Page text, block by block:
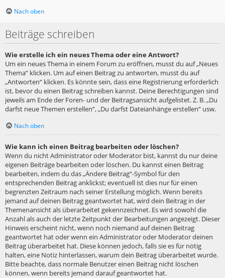
Nach oben
Beiträge schreiben
Wie erstelle ich ein neues Thema oder eine Antwort?
Um ein neues Thema in einem Forum zu eröffnen, musst du auf „Neues
Thema“ klicken. Um auf einen Beitrag zu antworten, musst du auf
„Antworten“ klicken. Es könnte sein, dass eine Registrierung erforderlich
ist, bevor du einen Beitrag schreiben kannst. Deine Berechtigungen sind
jeweils am Ende der Foren- und der Beitragsansicht aufgelistet. Z. B. „Du
darfst neue Themen erstellen“, „Du darfst Dateianhänge erstellen“ usw.
Nach oben
Wie kann ich einen Beitrag bearbeiten oder löschen?
Wenn du nicht Administrator oder Moderator bist, kannst du nur deine
eigenen Beiträge bearbeiten oder löschen. Du kannst einen Beitrag
bearbeiten, indem du das „Ändere Beitrag“-Symbol für den
entsprechenden Beitrag anklickst; eventuell ist dies nur für einen
begrenzten Zeitraum nach seiner Erstellung möglich. Wenn bereits
jemand auf deinen Beitrag geantwortet hat, wird dein Beitrag in der
Themenansicht als überarbeitet gekennzeichnet. Es wird sowohl die
Anzahl als auch der letzte Zeitpunkt der Bearbeitungen angezeigt. Dieser
Hinweis erscheint nicht, wenn noch niemand auf deinen Beitrag
geantwortet hat oder wenn ein Administrator oder Moderator deinen
Beitrag überarbeitet hat. Diese können jedoch, falls sie es für nötig
halten, eine Notiz hinterlassen, warum dein Beitrag überarbeitet wurde.
Bitte beachte, dass normale Benutzer einen Beitrag nicht löschen
können, wenn bereits jemand darauf geantwortet hat.